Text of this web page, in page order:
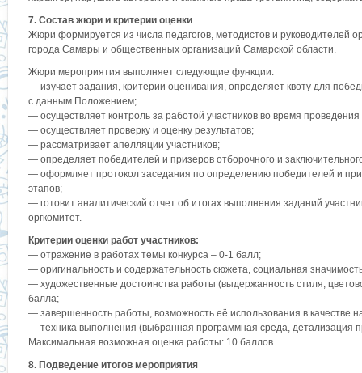
7. Состав жюри и критерии оценки
Жюри формируется из числа педагогов, методистов и руководителей
города Самары и общественных организаций Самарской области.
Жюри мероприятия выполняет следующие функции:
— изучает задания, критерии оценивания, определяет квоту для
с данным Положением;
— осуществляет контроль за работой участников во время проведения
— осуществляет проверку и оценку результатов;
— рассматривает апелляции участников;
— определяет победителей и призеров отборочного и
— оформляет протокол заседания по определению победителей и
этапов;
— готовит аналитический отчет об итогах выполнения заданий
оргкомитет.
Критерии оценки работ участников:
— отражение в работах темы конкурса – 0-1 балл;
— оригинальность и содержательность сюжета, социальная
— художественные достоинства работы (выдержанность стиля,
балла;
— завершенность работы, возможность её использования в качестве
— техника выполнения (выбранная программная среда, детализация
Максимальная возможная оценка работы: 10 баллов.
8. Подведение итогов мероприятия